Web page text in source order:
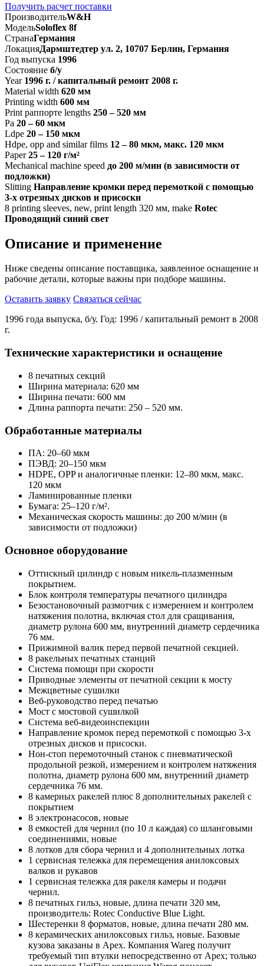
Получить расчет поставки
ПроизводительW&H
МодельSoloflex 8f
СтранаГермания
ЛокацияДармштедтер ул. 2, 10707 Берлин, Германия
Год выпуска 1996
Состояние б/у
Year 1996 г. / капитальный ремонт 2008 г.
Material width 620 мм
Printing width 600 мм
Print раппорте lengths 250 – 520 мм
Pa 20 – 60 мкм
Ldpe 20 – 150 мкм
Hdpe, opp and similar films 12 – 80 мкм, макс. 120 мкм
Paper 25 – 120 г/м²
Mechanical machine speed до 200 м/мин (в зависимости от
подложки)
Slitting Направление кромки перед перемоткой с помощью
3-х отрезных дисков и присоски
8 printing sleeves, new, print length 320 мм, make Rotec
Проводящий синий свет
Описание и применение
Ниже сведены описание поставщика, заявленное оснащение и
рабочие детали, которые важны при подборе машины.
Оставить заявку Связаться сейчас
1996 года выпуска, б/у. Год: 1996 / капитальный ремонт в 2008
г.
Технические характеристики и оснащение
8 печатных секций
Ширина материала: 620 мм
Ширина печати: 600 мм
Длина раппорта печати: 250 – 520 мм.
Обработанные материалы
ПА: 20–60 мкм
ПЭВД: 20–150 мкм
HDPE, OPP и аналогичные пленки: 12–80 мкм, макс.
120 мкм
Ламинированные пленки
Бумага: 25–120 г/м².
Механическая скорость машины: до 200 м/мин (в
зависимости от подложки)
Основное оборудование
Оттискный цилиндр с новым никель-плазменным
покрытием.
Блок контроля температуры печатного цилиндра
Безостановочный размотчик с измерением и контролем
натяжения полотна, включая стол для сращивания,
диаметр рулона 600 мм, внутренний диаметр сердечника
76 мм.
Прижимной валик перед первой печатной секцией.
8 ракельных печатных станций
Система помощи при скорости
Приводные элементы от печатной секции к мосту
Межцветные сушилки
Веб-руководство перед печатью
Мост с мостовой сушилкой
Система веб-видеоинспекции
Направление кромок перед перемоткой с помощью 3-х
отрезных дисков и присоски.
Нон-стоп перемоточный станок с пневматической
продольной резкой, измерением и контролем натяжения
полотна, диаметр рулона 600 мм, внутренний диаметр
сердечника 76 мм.
8 камерных ракелей плюс 8 дополнительных ракелей с
покрытием
8 электронасосов, новые
8 емкостей для чернил (по 10 л каждая) со шланговыми
соединениями, новые
8 лотков для сбора чернил и 4 дополнительных лотка
1 сервисная тележка для перемещения анилоксовых
валков и рукавов
1 сервисная тележка для ракеля камеры и подачи
чернил.
8 печатных гильз, новые, длина печати 320 мм,
производитель: Rotec Conductive Blue Light.
Шестеренки 8 форматов, новые, длина печати 280 мм.
8 керамических анилоксовых гильз, новые. Базовые
кузова заказаны в Apex. Компания Wareg получит
требуемый тип втулки непосредственно от Apex; только